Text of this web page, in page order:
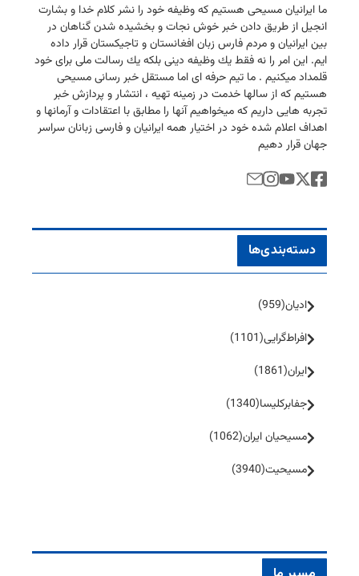
ما ایرانیان مسیحی هستیم كه وظیفه خود را نشر كلام خدا و بشارت
انجیل از طریق دادن خبر خوش نجات و بخشیده شدن گناهان در
بین ایرانیان و مردم فارس زبان افغانستان و تاجیكستان قرار داده
ایم. این امر را نه فقط یك وظیفه دینی بلكه یك رسالت ملی برای خود
قلمداد میكنیم . ما تیم حرفه ای اما مستقل خبر رسانی مسیحی
هستیم كه از سالها خدمت در زمینه تهیه ، انتشار و پردازش خبر
تجربه هایی داریم كه میخواهیم آنها را مطابق با اعتقادات و آرمانها و
اهداف اعلام شده خود در اختیار همه ایرانیان و فارسی زبانان سراسر
جهان قرار دهیم
دسته‌بندی‌ها
ادیان(959)
افراط‌گرایی(1101)
ایران(1861)
جفا‌بر‌کلیسا(1340)
مسیحیان ایران(1062)
مسیحیت(3940)